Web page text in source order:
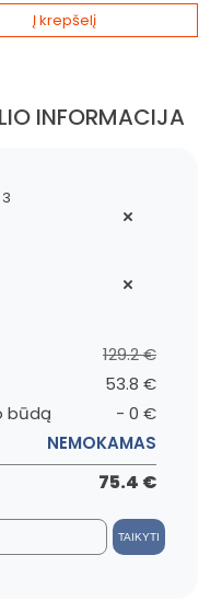
Į krepšelį
INFORMACIJA
129.2 €
53.8 €
būdą
- 0 €
NEMOKAMAS
75.4 €
TAIKYTI